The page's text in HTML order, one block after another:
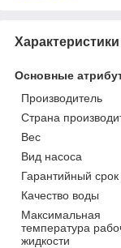
Характеристики
Основные
Производитель
Страна
Вес
Вид насоса
Гарантийный срок
Качество воды
Максимальная
температура
жидкости